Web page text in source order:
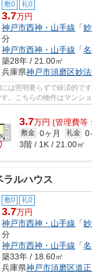
敷0 礼0
3.7万円
神戸市西神・山手線 「
分
神戸市西神・山手線 「
築28年 / 21.00㎡
兵庫県神戸市須磨区妙
は照明要らずで経済的で
。こちらの物件はマンシ
3.7万円 (管理費等
敷金 0ヶ月 礼金 0
3階 / 1K / 21.00㎡
ラルハウス
敷0 礼0
3.7万円
神戸市西神・山手線 「
分
神戸市西神・山手線 「
築33年 / 18.60㎡
兵庫県神戸市須磨区道